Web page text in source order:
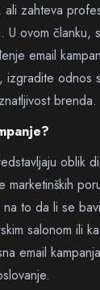
ali zahteva
U ovom članku,
email
odnos
brenda.
oblik
marketinških
to da li se
salonom ili
email